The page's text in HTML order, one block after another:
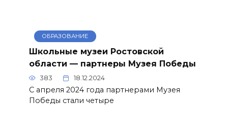
ОБРАЗОВАНИЕ
Школьные музеи Ростовской
области — партнеры Музея Победы
383 18.12.2024
С апреля 2024 года партнерами Музея
Победы стали четыре